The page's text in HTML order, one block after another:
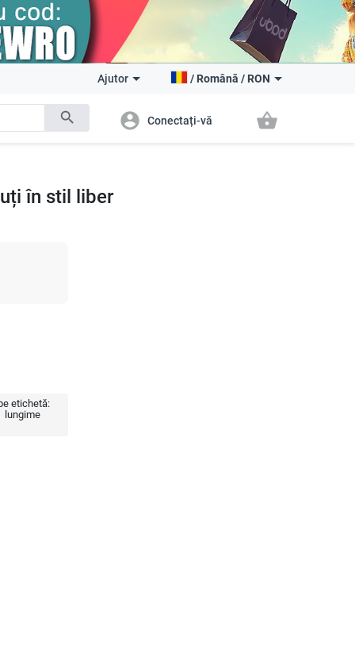
search
Ajutor / Română / RON
account_circle Conectați-vă shopping_basket
în stil liber
etichetă:
lungime